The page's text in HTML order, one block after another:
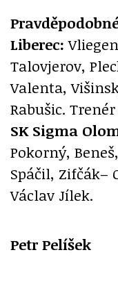
Liberec:
Talovjerov,
Valenta,
Rabušic.
SK Sigma
Pokorný,
Spáčil, Zifčák–
Václav Jílek.
Petr Pelíšek